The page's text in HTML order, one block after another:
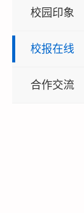
校园印象
校报在线
合作交流